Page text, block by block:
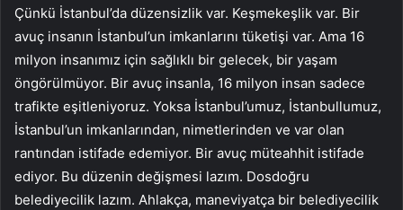
Çünkü İstanbul’da düzensizlik var. Keşmekeşlik var. Bir
avuç insanın İstanbul’un imkanlarını tüketişi var. Ama 16
milyon insanımız için sağlıklı bir gelecek, bir yaşam
öngörülmüyor. Bir avuç insanla, 16 milyon insan sadece
trafikte eşitleniyoruz. Yoksa İstanbul’umuz, İstanbullumuz,
İstanbul’un imkanlarından, nimetlerinden ve var olan
rantından istifade edemiyor. Bir avuç müteahhit istifade
ediyor. Bu düzenin değişmesi lazım. Dosdoğru
belediyecilik lazım. Ahlakça, maneviyatça bir belediyecilik